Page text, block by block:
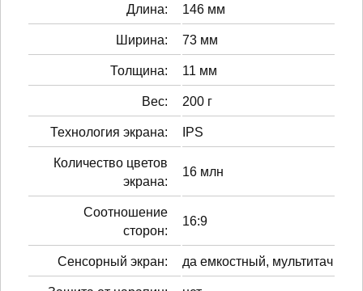
Длина: 146 мм
Ширина: 73 мм
Толщина: 11 мм
Вес: 200 г
Технология экрана: IPS
Количество цветов
экрана:
16 млн
Соотношение
сторон:
16:9
Сенсорный экран: да емкостный, мультитач